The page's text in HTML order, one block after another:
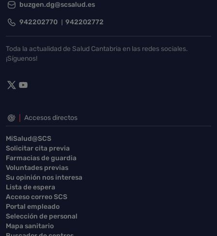
buzgen.dg@scsalud.es
942202770 942202772
Toda la actualidad de Salud Cantabria en las redes sociales.
¡Síguenos!
Accesos directos
MiSalud@SCS
Solicitar cita previa
Farmacias de guardia
Voluntades previas
Su opinión nos interesa
Lista de espera
Acceso correo SCS
Portal empleado
Selección de personal
Mapa sanitario